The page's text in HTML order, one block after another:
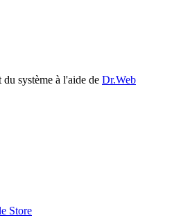
système à l'aide de Dr.Web
Store